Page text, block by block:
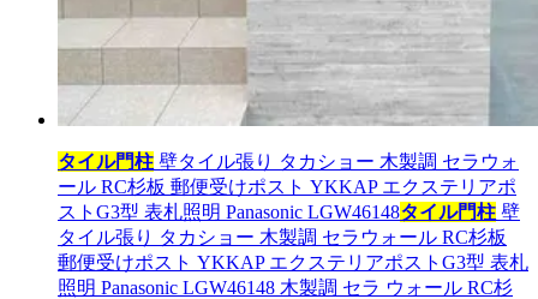
タイル門柱 壁タイル張り タカショー 木製調 セラウォ
ール RC杉板 郵便受けポスト YKKAP エクステリアポ
ストG3型 表札照明 Panasonic LGW46148タイル門柱 壁
タイル張り タカショー 木製調 セラウォール RC杉板
郵便受けポスト YKKAP エクステリアポストG3型 表札
照明 Panasonic LGW46148 木製調 セラ ウォール RC杉